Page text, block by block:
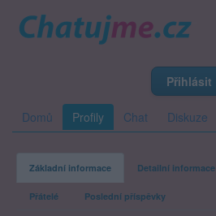
Přihlásit
Domů Profily Chat Diskuze
Základní informace Detailní informace
Přátelé Poslední příspěvky